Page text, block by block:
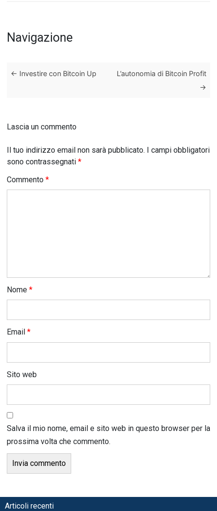
Navigazione
← Investire con Bitcoin Up
L’autonomia di Bitcoin Profit
→
Lascia un commento
Il tuo indirizzo email non sarà pubblicato. I campi obbligatori
sono contrassegnati *
Commento *
Nome *
Email *
Sito web
Salva il mio nome, email e sito web in questo browser per la
prossima volta che commento.
Articoli recenti